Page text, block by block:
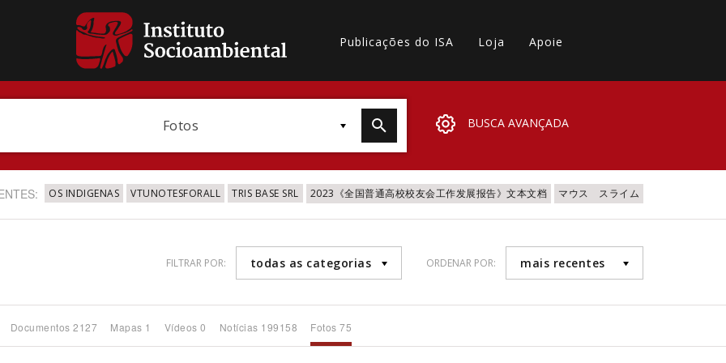
Publicações do ISA Loja Apoie
Fotos BUSCA AVANÇADA
OS INDIGENAS VTUNOTESFORALL TRIS BASE SRL 2023《全国普通高校校友会工作发展报告》文本文档 マウス スライム
FILTRAR POR: todas as categorias ORDENAR POR: mais recentes
Documentos 2127 Mapas 1 Vídeos 0 Notícias 199158 Fotos 75